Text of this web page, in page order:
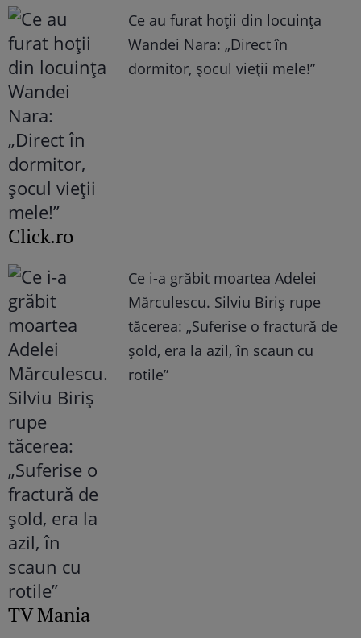
Ce au furat hoții din locuința
Wandei Nara: „Direct în
dormitor, șocul vieții mele!”
Click.ro
Ce i-a grăbit moartea Adelei
Mărculescu. Silviu Biriș rupe
tăcerea: „Suferise o fractură de
șold, era la azil, în scaun cu
rotile”
TV Mania